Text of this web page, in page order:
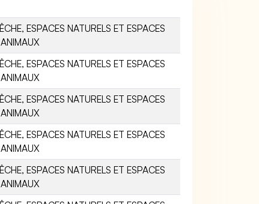
ESPACES NATURELS ET ESPACES
ESPACES NATURELS ET ESPACES
ESPACES NATURELS ET ESPACES
ESPACES NATURELS ET ESPACES
ESPACES NATURELS ET ESPACES